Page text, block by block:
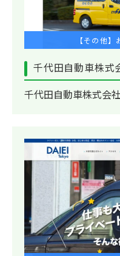
【その他
千代田自動車株式
千代田自動車株式会